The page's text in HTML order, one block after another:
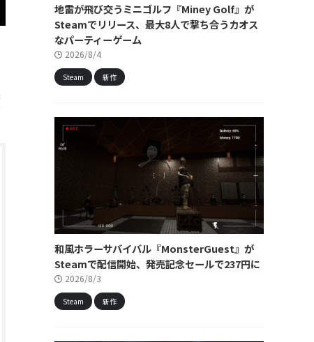
地雷が飛び交うミニゴルフ『Miney Golf』が
Steamでリリース、最大8人で撃ち合うカオス
なパーティーゲーム
2026/8/4
Steam 新作
和風ホラーサバイバル『MonsterGuest』が
Steamで配信開始、発売記念セールで237円に
2026/8/3
Steam 新作